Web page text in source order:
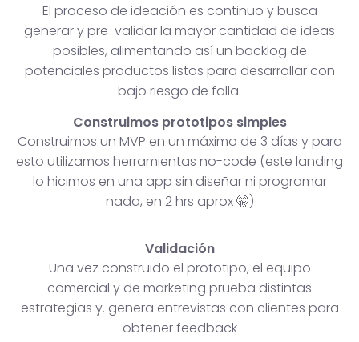
El proceso de ideación es continuo y busca
generar y pre-validar la mayor cantidad de ideas
posibles, alimentando así un backlog de
potenciales productos listos para desarrollar con
bajo riesgo de falla.
Construimos prototipos simples
Construimos un MVP en un máximo de 3 días y para
esto utilizamos herramientas no-code (este landing
lo hicimos en una app sin diseñar ni programar
nada, en 2 hrs aprox 🤫)
Validación
Una vez construido el prototipo, el equipo
comercial y de marketing prueba distintas
estrategias y. genera entrevistas con clientes para
obtener feedback